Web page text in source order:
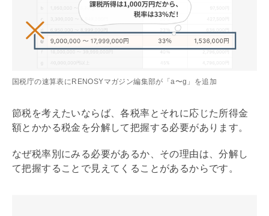
国税庁の速算表にRENOSYマガジン編集部が「a〜g」を追加
節税を考えたいならば、各税率とそれに応じた所得金
額とかかる税金を分解して把握する必要があります。
なぜ税率別にみる必要があるか、その理由は、分解し
て把握することで見えてくることがあるからです。